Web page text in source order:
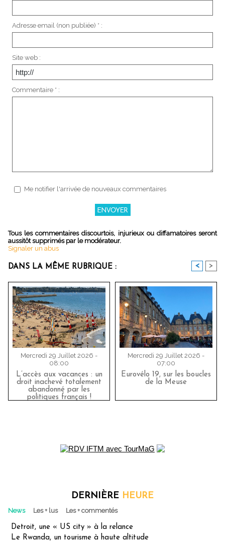
Adresse email (non publiée) * :
Site web :
Commentaire * :
Me notifier l'arrivée de nouveaux commentaires
Tous les commentaires discourtois, injurieux ou diffamatoires seront
aussitôt supprimés par le modérateur.
Signaler un abus
DANS LA MÊME RUBRIQUE : < >
Mercredi 29 Juillet 2026 -
08:00
L’accès aux vacances : un
droit inachevé totalement
abandonné par les
politiques français !
Mercredi 29 Juillet 2026 -
07:00
Eurovélo 19, sur les boucles
de la Meuse
DERNIÈRE HEURE
News Les + lus Les + commentés
Detroit, une « US city » à la relance
Le Rwanda, un tourisme à haute altitude